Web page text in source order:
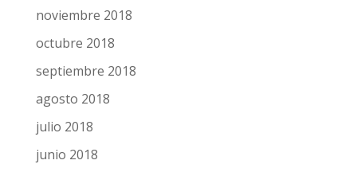
noviembre 2018
octubre 2018
septiembre 2018
agosto 2018
julio 2018
junio 2018